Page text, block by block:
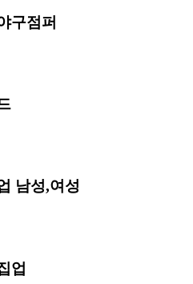
구점퍼
남성,여성
업